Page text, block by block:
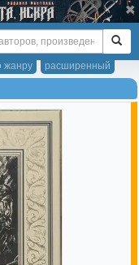
расширенный
жанру